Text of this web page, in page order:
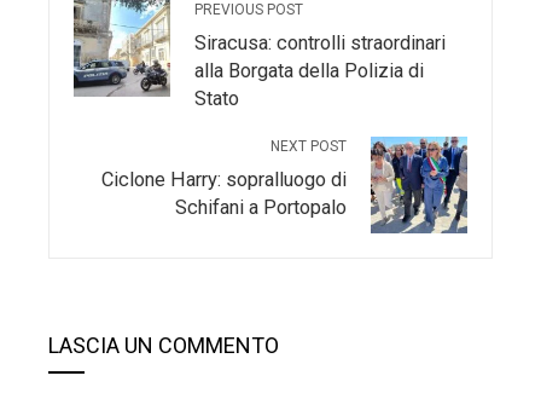
PREVIOUS POST
Siracusa: controlli straordinari
alla Borgata della Polizia di
Stato
NEXT POST
Ciclone Harry: sopralluogo di
Schifani a Portopalo
LASCIA UN COMMENTO